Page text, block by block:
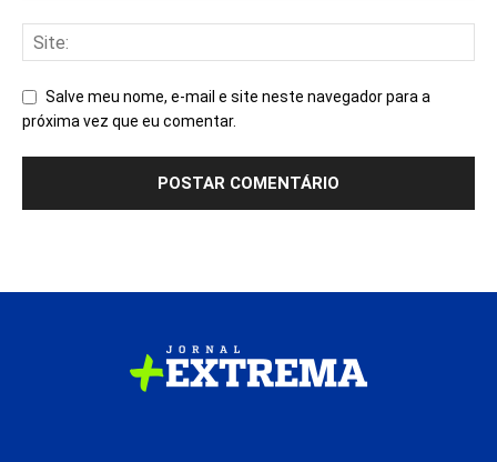
Salve meu nome, e-mail e site neste navegador para a
próxima vez que eu comentar.